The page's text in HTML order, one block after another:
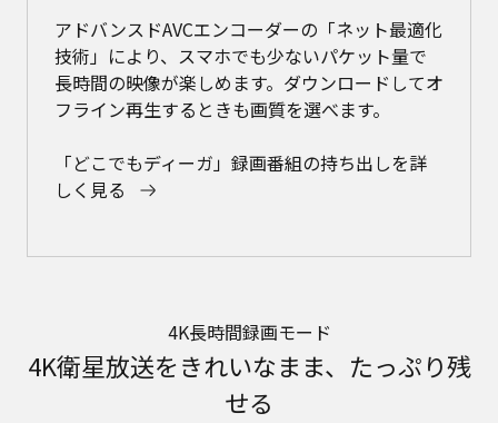
アドバンスドAVCエンコーダーの「ネット最適化
技術」により、スマホでも少ないパケット量で
長時間の映像が楽しめます。ダウンロードしてオ
フライン再生するときも画質を選べます。
「どこでもディーガ」録画番組の持ち出しを詳
しく見る
4K長時間録画モード
4K衛星放送をきれいなまま、たっぷり残
せる